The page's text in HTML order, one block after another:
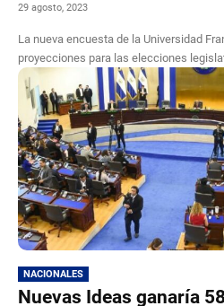
29 agosto, 2023
La nueva encuesta de la Universidad
proyecciones para las elecciones
NACIONALES
Nuevas Ideas ganaría